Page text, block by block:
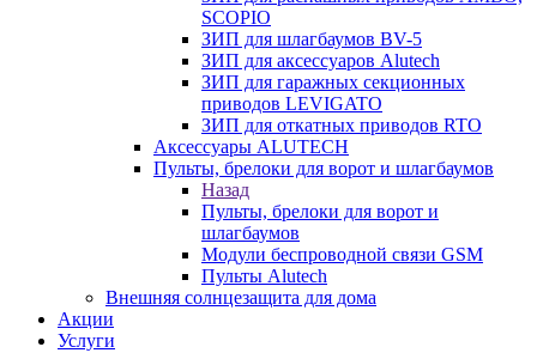
SCOPIO
ЗИП для шлагбаумов BV-5
ЗИП для аксессуаров Alutech
ЗИП для гаражных секционных
приводов LEVIGATO
ЗИП для откатных приводов RTO
Аксессуары ALUTECH
Пульты, брелоки для ворот и шлагбаумов
Назад
Пульты, брелоки для ворот и
шлагбаумов
Модули беспроводной связи GSM
Пульты Alutech
Внешняя солнцезащита для дома
Акции
Услуги